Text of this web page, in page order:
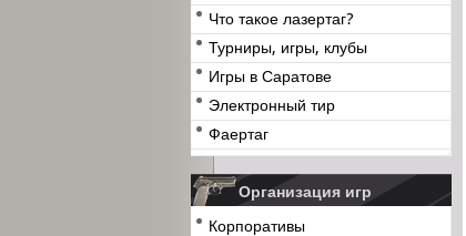
Что такое лазертаг?
Турниры, игры, клубы
Игры в Саратове
Электронный тир
Фаертаг
Организация игр
Корпоративы